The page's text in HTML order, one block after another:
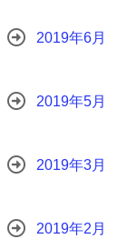
2019年6月
2019年5月
2019年3月
2019年2月